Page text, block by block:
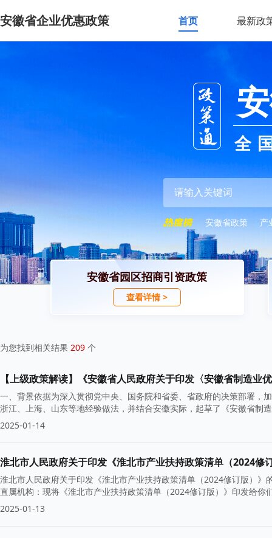
安徽省企业优惠政策 首页 最新政
全
安徽省政策 产
安徽省园区招商引资政策
查看详情 >
为您找到相关结果 209 个
【上级政策解读】《安徽省人民政府关于印发〈安徽省制造业
一、背景依据为深入贯彻党中央、国务院和省委、省政府的决策部署，
浙江、上海、山东等地经验做法，并结合安徽实际，起草了《安徽省制
2025-01-14
淮北市人民政府关于印发《淮北市产业扶持政策清单（2024修
淮北市人民政府关于印发《淮北市产业扶持政策清单（2024修订版）
直属机构：现将《淮北市产业扶持政策清单（2024修订版）》印发给你
2025-01-13